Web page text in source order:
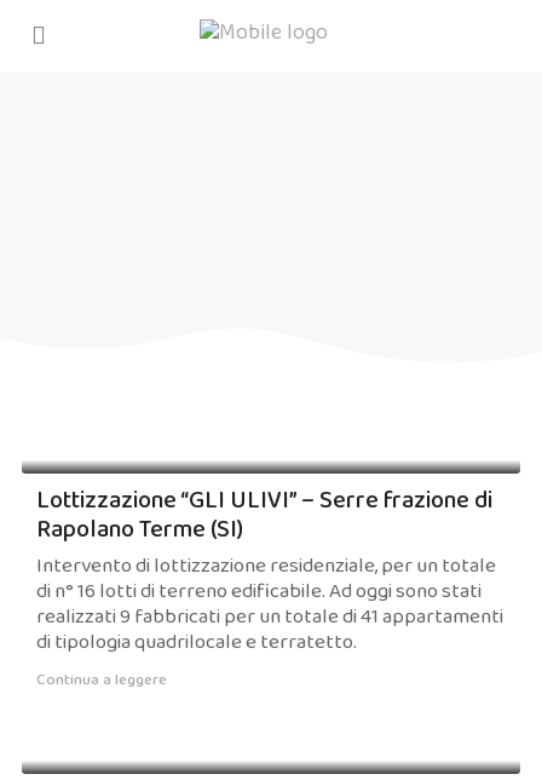
Lottizzazione “GLI ULIVI” – Serre frazione di
Rapolano Terme (SI)
Intervento di lottizzazione residenziale, per un totale
di n° 16 lotti di terreno edificabile. Ad oggi sono stati
realizzati 9 fabbricati per un totale di 41 appartamenti
di tipologia quadrilocale e terratetto.
Continua a leggere